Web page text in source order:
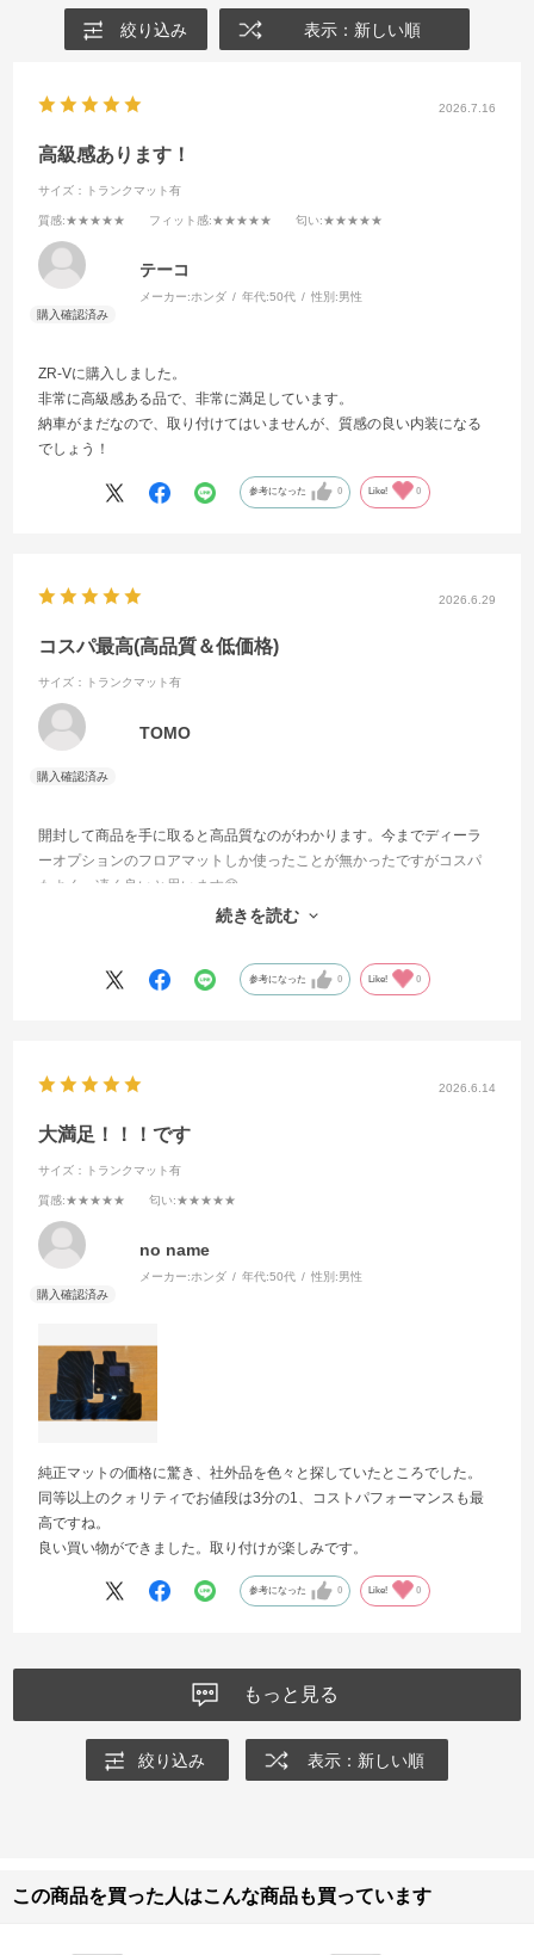
絞り込み 表示：新しい順
2026.7.16
高級感あります！
サイズ：トランクマット有
質感:★★★★★ フィット感:★★★★★ 匂い:★★★★★
テーコ
メーカー:ホンダ 年代:50代 性別:男性
ZR-Vに購入しました。
非常に高級感ある品で、非常に満足しています。
納車がまだなので、取り付けてはいませんが、質感の良い内装になる
でしょう！
参考になった 0 Like! 0
2026.6.29
コスパ最高(高品質＆低価格)
サイズ：トランクマット有
TOMO
開封して商品を手に取ると高品質なのがわかります。今までディーラ
ーオプションのフロアマットしか使ったことが無かったですがコスパ
もよく、凄く良いと思います😊
注文してからの納期も早く、HPの記載通り納品されました。まだ納車
続きを読む
参考になった 0 Like! 0
2026.6.14
大満足！！！です
サイズ：トランクマット有
質感:★★★★★ 匂い:★★★★★
no name
メーカー:ホンダ 年代:50代 性別:男性
純正マットの価格に驚き、社外品を色々と探していたところでした。
同等以上のクォリティでお値段は3分の1、コストパフォーマンスも最
高ですね。
良い買い物ができました。取り付けが楽しみです。
参考になった 0 Like! 0
もっと見る
絞り込み 表示：新しい順
この商品を買った人はこんな商品も買っています